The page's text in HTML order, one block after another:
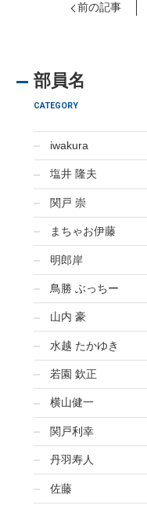
前の記事
部員名
CATEGORY
iwakura
塩井 隆夫
関戸 崇
まちゃお伊藤
明郎岸
鳥勝 ぶっちー
山内 豪
水越 たかゆき
若園 欽正
横山健一
関戸利幸
丹羽寿人
佐藤